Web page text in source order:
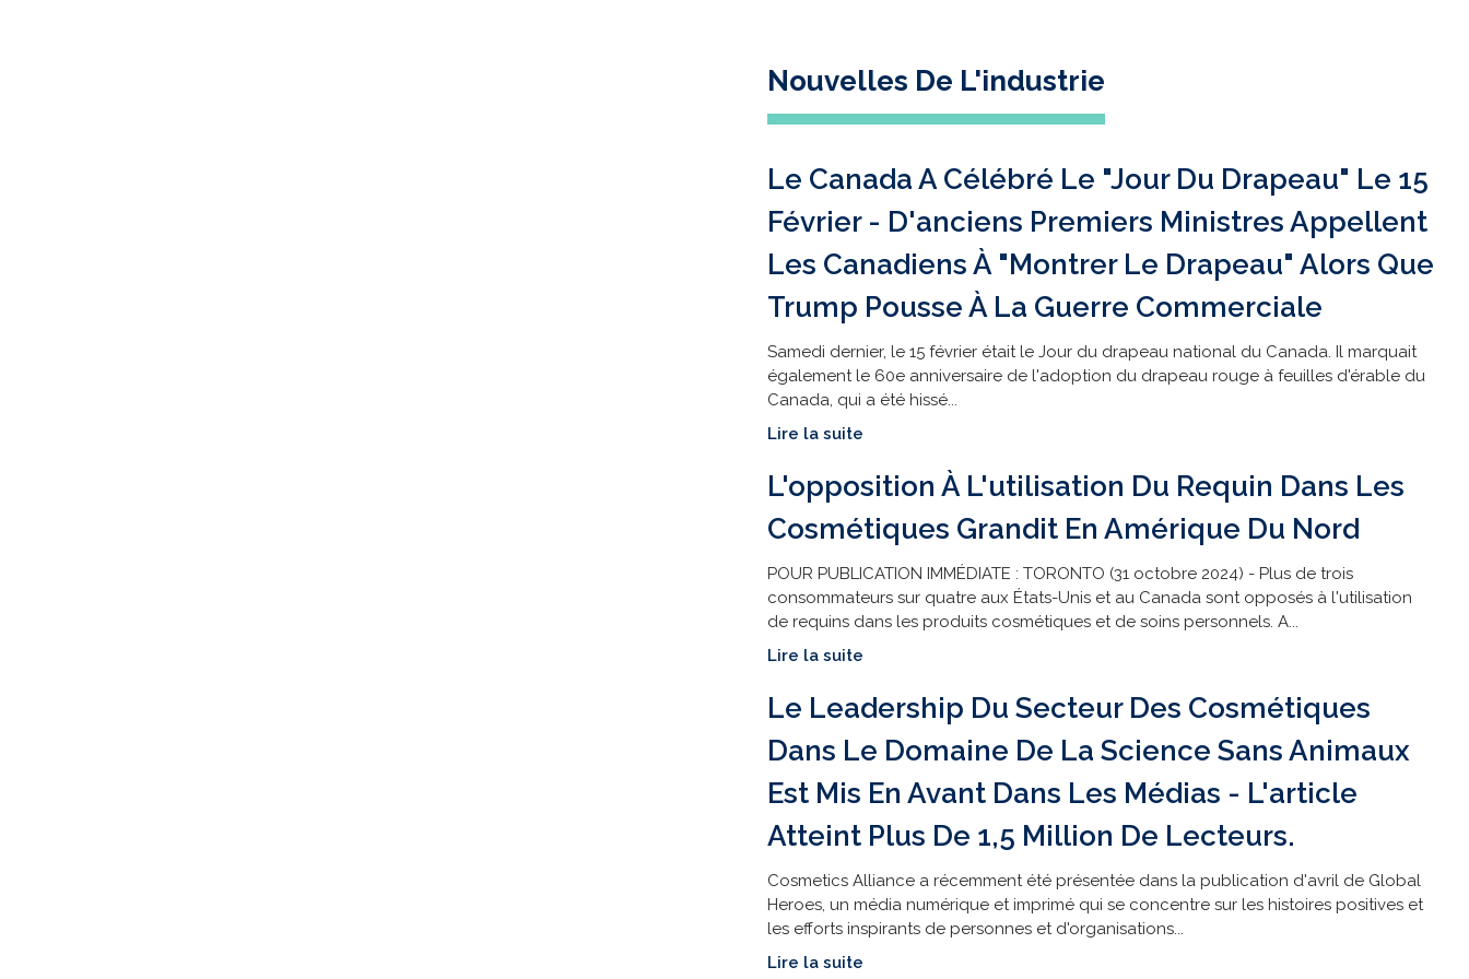
Nouvelles De L'industrie
Le Canada A Célébré Le "Jour Du Drapeau" Le 15
Février - D'anciens Premiers Ministres Appellent
Les Canadiens À "montrer Le Drapeau" Alors Que
Trump Pousse À La Guerre Commerciale
Samedi dernier, le 15 février était le Jour du drapeau national du Canada. Il marquait
également le 60e anniversaire de l'adoption du drapeau rouge à feuilles d'érable du
Canada, qui a été hissé...
Lire la suite
L'opposition À L'utilisation Du Requin Dans Les
Cosmétiques Grandit En Amérique Du Nord
POUR PUBLICATION IMMÉDIATE : TORONTO (31 octobre 2024) - Plus de trois
consommateurs sur quatre aux États-Unis et au Canada sont opposés à l'utilisation
de requins dans les produits cosmétiques et de soins personnels. A...
Lire la suite
Le Leadership Du Secteur Des Cosmétiques
Dans Le Domaine De La Science Sans Animaux
Est Mis En Avant Dans Les Médias - L'article
Atteint Plus De 1,5 Million De Lecteurs.
Cosmetics Alliance a récemment été présentée dans la publication d'avril de Global
Heroes, un média numérique et imprimé qui se concentre sur les histoires positives et
les efforts inspirants de personnes et d'organisations...
Lire la suite